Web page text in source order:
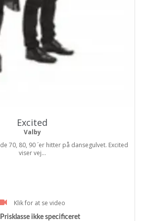
Excited
Valby
70, 80, 90 ´er hitter på dansegulvet. Excited
viser vej...
Klik for at se video
Prisklasse ikke specificeret